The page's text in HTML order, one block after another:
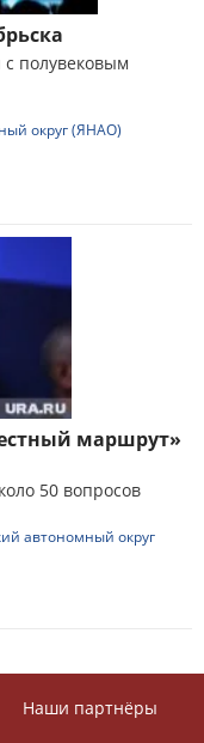
полувековым
округ (ЯНАО)
маршрут»
50 вопросов
автономный округ
Наши партнёры